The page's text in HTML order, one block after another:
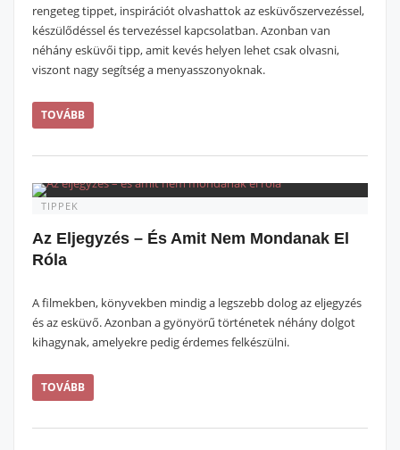
rengeteg tippet, inspirációt olvashattok az esküvőszervezéssel,
készülődéssel és tervezéssel kapcsolatban. Azonban van
néhány esküvői tipp, amit kevés helyen lehet csak olvasni,
viszont nagy segítség a menyasszonyoknak.
TOVÁBB
TIPPEK
Az Eljegyzés – És Amit Nem Mondanak El
Róla
A filmekben, könyvekben mindig a legszebb dolog az eljegyzés
és az esküvő. Azonban a gyönyörű történetek néhány dolgot
kihagynak, amelyekre pedig érdemes felkészülni.
TOVÁBB